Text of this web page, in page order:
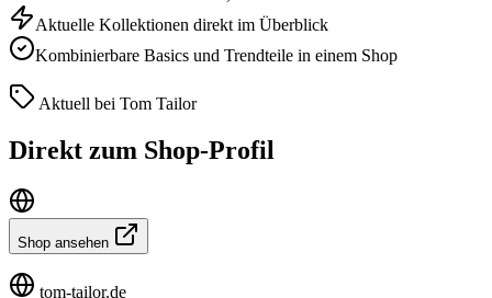
Aktuelle Kollektionen direkt im Überblick
Kombinierbare Basics und Trendteile in einem Shop
Aktuell bei Tom Tailor
Direkt zum Shop-Profil
Shop ansehen
tom-tailor.de